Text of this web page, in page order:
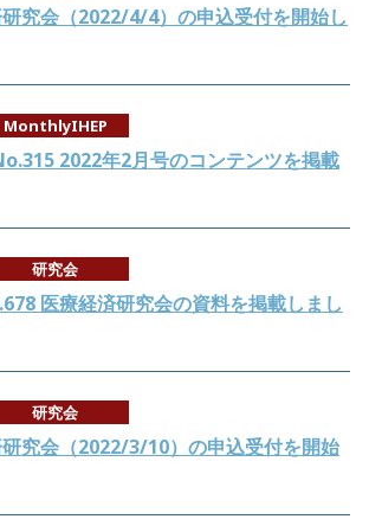
究会（2022/4/4）の申込受付を開始し
MonthlyIHEP
2022年2月号のコンテンツを掲載
研究会
医療経済研究会の資料を掲載しまし
研究会
究会（2022/3/10）の申込受付を開始